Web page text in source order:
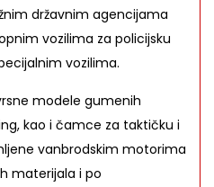
državnim agencijama
vozilima za policijsku
vozilima.
modele gumenih
kao i čamce za taktičku i
vanbrodskim motorima
materijala i po